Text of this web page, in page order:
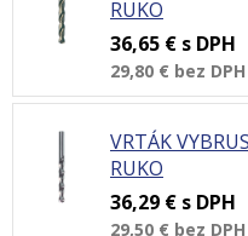
RUKO
36,65 € s DPH
29,80 € bez DPH
VRTÁK
RUKO
36,29 € s DPH
29,50 € bez DPH